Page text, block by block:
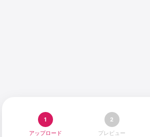
1
アップロード
2
プレビュー